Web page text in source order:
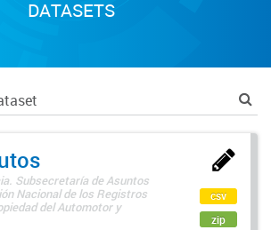
DATASETS
Subsecretaría de Asuntos
Nacional de los Registros
del Automotor y
csv
zip